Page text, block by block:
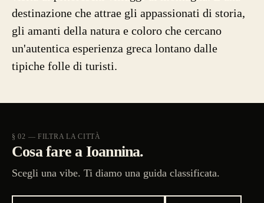
destinazione che attrae gli appassionati di storia,
gli amanti della natura e coloro che cercano
un'autentica esperienza greca lontano dalle
tipiche folle di turisti.
§ 02 — FILTRA LA CITTÀ
Cosa fare a Ioannina.
Scegli una vibe. Ti diamo una guida classificata.